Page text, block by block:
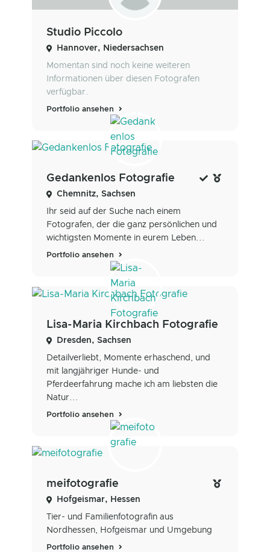
Studio Piccolo
Hannover, Niedersachsen
Momentan sind noch keine weiteren
Informationen über diesen Fotografen
verfügbar.
Portfolio ansehen
Gedankenlos Fotografie
Chemnitz, Sachsen
Ihr seid auf der Suche nach einem
Fotografen, der die ganz persönlichen und
wichtigsten Momente in eurem Leben...
Portfolio ansehen
Lisa-Maria Kirchbach Fotografie
Dresden, Sachsen
Detailverliebt, Momente erhaschend, und
mit langjähriger Hunde- und
Pferdeerfahrung mache ich am liebsten die
Natur...
Portfolio ansehen
meifotografie
Hofgeismar, Hessen
Tier- und Familienfotografin aus
Nordhessen, Hofgeismar und Umgebung
Portfolio ansehen